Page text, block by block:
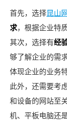
首先，选择昆山
求，根据企业特
其次，选择有经
够了解企业的需
体现企业的业务
此外，还需要考
和设备的网站至
机、平板电脑还